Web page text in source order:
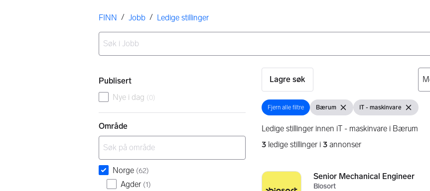
Her er du
FINN / Jobb / Ledige stillinger
Filtre
Publisert
Nye i dag (0)
Område
Norge (62)
Agder (1)
Lagre søk
Fjern alle filtre
Fjern alle filtre Vis filter
Bærum Fjern filterVis filter
IT - maskinvare Fjern filter
Ledige stillinger innen iT - maskinvare i Bærum
3ledige stillinger i 3annonser
Søkeresultater
Senior Mechanical Engineer
Biosort